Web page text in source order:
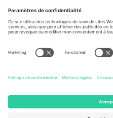
TixProtect
Programme d'affiliation